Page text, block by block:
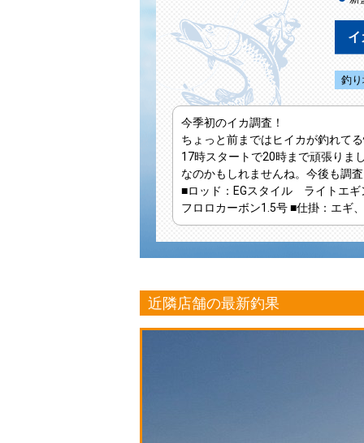
イ
釣
今季初のイカ調査！
ちょっと前まではヒイカが釣れて
17時スタートで20時まで頑張りま
なのかもしれませんね。今後も調
■ロッド ：EGスタイル ライトエ
フロロカーボン1.5号■仕掛 ：エギ
近隣店舗の最新釣果